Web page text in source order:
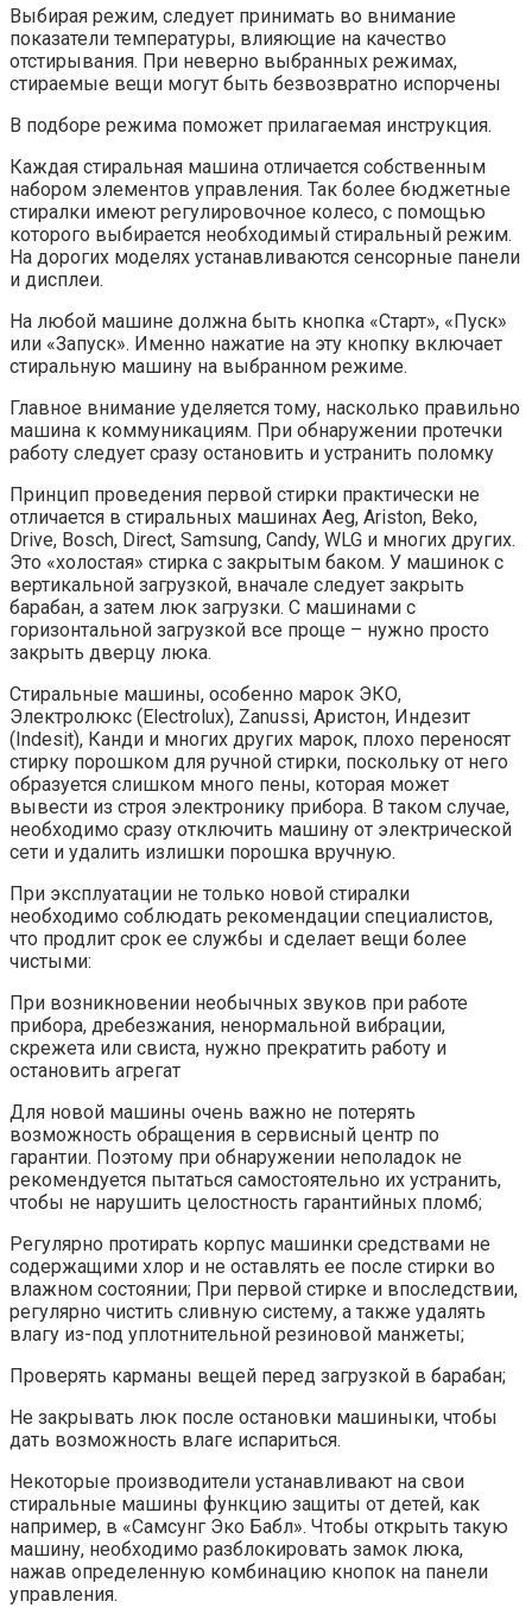
Выбирая режим, следует принимать во внимание
показатели температуры, влияющие на качество
отстирывания. При неверно выбранных режимах,
стираемые вещи могут быть безвозвратно испорчены
В подборе режима поможет прилагаемая инструкция.
Каждая стиральная машина отличается собственным
набором элементов управления. Так более бюджетные
стиралки имеют регулировочное колесо, с помощью
которого выбирается необходимый стиральный режим.
На дорогих моделях устанавливаются сенсорные панели
и дисплеи.
На любой машине должна быть кнопка «Старт», «Пуск»
или «Запуск». Именно нажатие на эту кнопку включает
стиральную машину на выбранном режиме.
Главное внимание уделяется тому, насколько правильно
машина к коммуникациям. При обнаружении протечки
работу следует сразу остановить и устранить поломку
Принцип проведения первой стирки практически не
отличается в стиральных машинах Aeg, Ariston, Beko,
Drive, Bosch, Direct, Samsung, Candy, WLG и многих других.
Это «холостая» стирка с закрытым баком. У машинок с
вертикальной загрузкой, вначале следует закрыть
барабан, а затем люк загрузки. С машинами с
горизонтальной загрузкой все проще – нужно просто
закрыть дверцу люка.
Стиральные машины, особенно марок ЭКО,
Электролюкс (Electrolux), Zanussi, Аристон, Индезит
(Indesit), Канди и многих других марок, плохо переносят
стирку порошком для ручной стирки, поскольку от него
образуется слишком много пены, которая может
вывести из строя электронику прибора. В таком случае,
необходимо сразу отключить машину от электрической
сети и удалить излишки порошка вручную.
При эксплуатации не только новой стиралки
необходимо соблюдать рекомендации специалистов,
что продлит срок ее службы и сделает вещи более
чистыми:
При возникновении необычных звуков при работе
прибора, дребезжания, ненормальной вибрации,
скрежета или свиста, нужно прекратить работу и
остановить агрегат
Для новой машины очень важно не потерять
возможность обращения в сервисный центр по
гарантии. Поэтому при обнаружении неполадок не
рекомендуется пытаться самостоятельно их устранить,
чтобы не нарушить целостность гарантийных пломб;
Регулярно протирать корпус машинки средствами не
содержащими хлор и не оставлять ее после стирки во
влажном состоянии; При первой стирке и впоследствии,
регулярно чистить сливную систему, а также удалять
влагу из-под уплотнительной резиновой манжеты;
Проверять карманы вещей перед загрузкой в барабан;
Не закрывать люк после остановки машиныки, чтобы
дать возможность влаге испариться.
Некоторые производители устанавливают на свои
стиральные машины функцию защиты от детей, как
например, в «Самсунг Эко Бабл». Чтобы открыть такую
машину, необходимо разблокировать замок люка,
нажав определенную комбинацию кнопок на панели
управления.